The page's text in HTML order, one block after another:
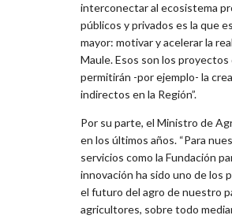
interconectar al ecosistema
públicos y privados es la que
mayor: motivar y acelerar la
Maule. Esos son los
permitirán -por ejemplo- la
indirectos en la Región”.
Por su parte, el Ministro de
en los últimos años. “Para
servicios como la Fundación
innovación ha sido uno de los
el futuro del agro de nuestro
agricultores, sobre todo